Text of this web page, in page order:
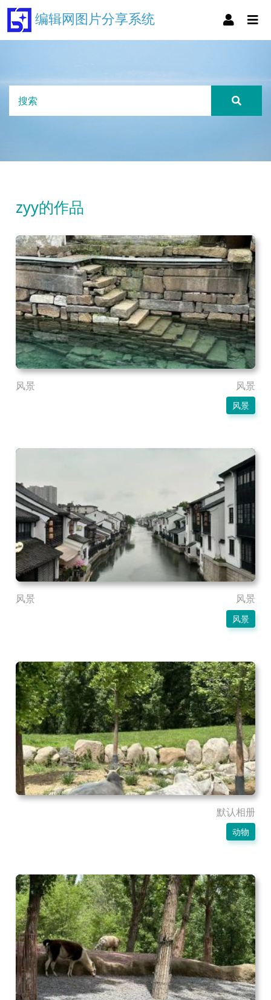
编辑网图片分享系统
zyy的作品
风景 风景
风景
风景 风景
风景
默认相册
动物